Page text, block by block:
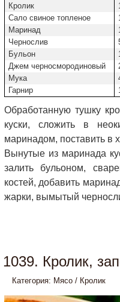
Кролик
Сало свиное топленое
Маринад
Чернослив
Бульон
Джем черносмородиновый
Мука
Гарнир
Обработанную тушку
куски, сложить в
маринадом, поставить в
Вынутые из маринада
залить бульоном,
костей, добавить
жарки, вымытый
1039. Кролик,
Категория: Мясо / Кролик